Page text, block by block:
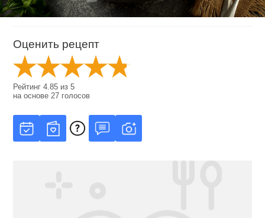
Оценить рецепт
Рейтинг4.85 из5
на основе 27 голосов